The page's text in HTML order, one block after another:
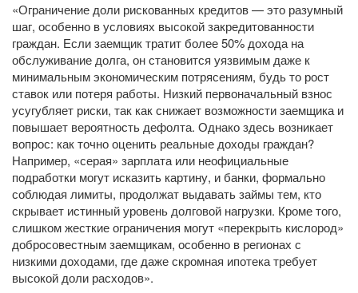
«Ограничение доли рискованных кредитов — это разумный
шаг, особенно в условиях высокой закредитованности
граждан. Если заемщик тратит более 50% дохода на
обслуживание долга, он становится уязвимым даже к
минимальным экономическим потрясениям, будь то рост
ставок или потеря работы. Низкий первоначальный взнос
усугубляет риски, так как снижает возможности заемщика и
повышает вероятность дефолта. Однако здесь возникает
вопрос: как точно оценить реальные доходы граждан?
Например, «серая» зарплата или неофициальные
подработки могут исказить картину, и банки, формально
соблюдая лимиты, продолжат выдавать займы тем, кто
скрывает истинный уровень долговой нагрузки. Кроме того,
слишком жесткие ограничения могут «перекрыть кислород»
добросовестным заемщикам, особенно в регионах с
низкими доходами, где даже скромная ипотека требует
высокой доли расходов».